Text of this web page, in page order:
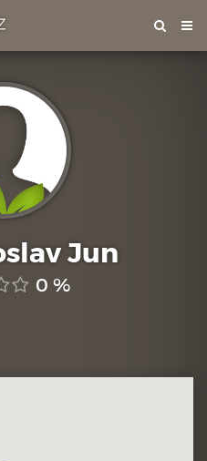
Jun
0 %